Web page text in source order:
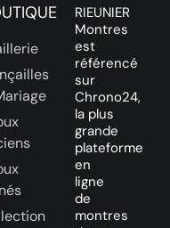
RIEUNIER
Montres
est
référencé
sur
Chrono24,
la plus
grande
plateforme
en
ligne
de
montres